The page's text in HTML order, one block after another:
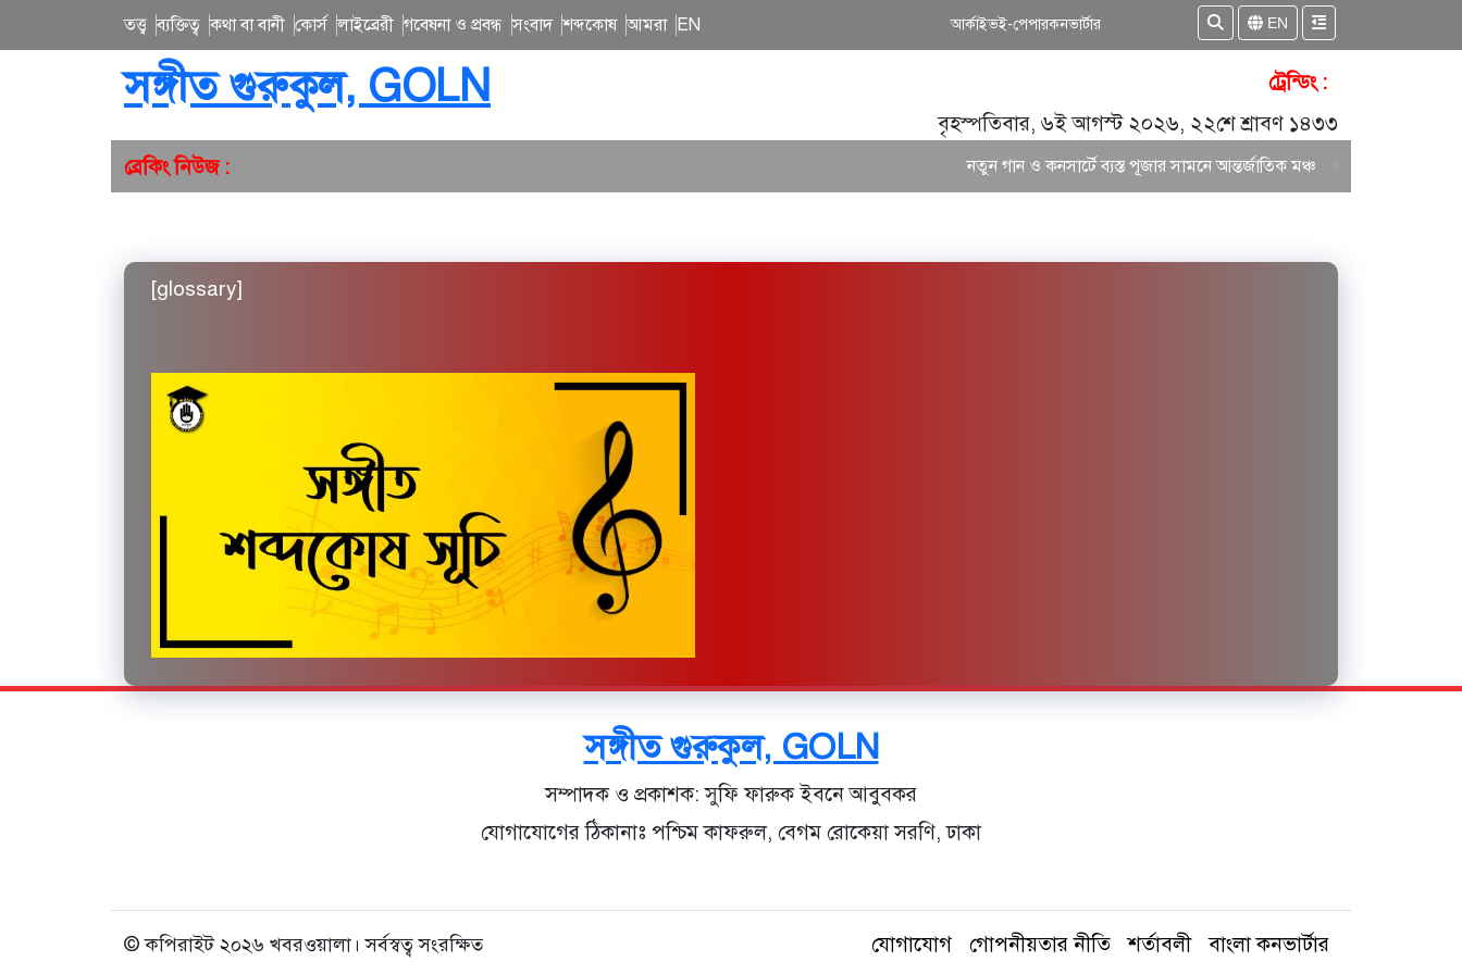
তত্ত্ব ব্যক্তিত্ব কথা বা বানী কোর্স লাইব্রেরী গবেষনা ও প্রবন্ধ সংবাদ শব্দকোষ আমরা EN আর্কাইভই-পেপারকনভার্টার EN
সঙ্গীত গুরুকুল, GOLN
ট্রেন্ডিং :
বৃহস্পতিবার, ৬ই আগস্ট ২০২৬, ২২শে শ্রাবণ ১৪৩৩
ব্রেকিং নিউজ :
নতুন গান ও কনসার্টে ব্যস্ত পূজার সামনে আন্তর্জাতিক মঞ্চ
[glossary]
সঙ্গীত গুরুকুল, GOLN
সম্পাদক ও প্রকাশক: সুফি ফারুক ইবনে আবুবকর
যোগাযোগের ঠিকানাঃ পশ্চিম কাফরুল, বেগম রোকেয়া সরণি, ঢাকা
© কপিরাইট ২০২৬ খবরওয়ালা। সর্বস্বত্ব সংরক্ষিত যোগাযোগ গোপনীয়তার নীতি শর্তাবলী বাংলা কনভার্টার